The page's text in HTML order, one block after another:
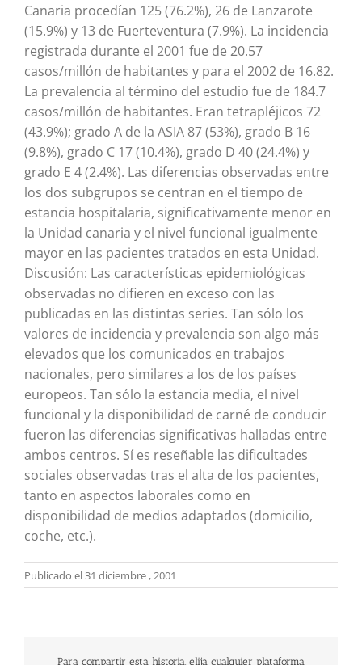
Canaria procedían 125 (76.2%), 26 de Lanzarote
(15.9%) y 13 de Fuerteventura (7.9%). La incidencia
registrada durante el 2001 fue de 20.57
casos/millón de habitantes y para el 2002 de 16.82.
La prevalencia al término del estudio fue de 184.7
casos/millón de habitantes. Eran tetrapléjicos 72
(43.9%); grado A de la ASIA 87 (53%), grado B 16
(9.8%), grado C 17 (10.4%), grado D 40 (24.4%) y
grado E 4 (2.4%). Las diferencias observadas entre
los dos subgrupos se centran en el tiempo de
estancia hospitalaria, significativamente menor en
la Unidad canaria y el nivel funcional igualmente
mayor en las pacientes tratados en esta Unidad.
Discusión: Las características epidemiológicas
observadas no difieren en exceso con las
publicadas en las distintas series. Tan sólo los
valores de incidencia y prevalencia son algo más
elevados que los comunicados en trabajos
nacionales, pero similares a los de los países
europeos. Tan sólo la estancia media, el nivel
funcional y la disponibilidad de carné de conducir
fueron las diferencias significativas halladas entre
ambos centros. Sí es reseñable las dificultades
sociales observadas tras el alta de los pacientes,
tanto en aspectos laborales como en
disponibilidad de medios adaptados (domicilio,
coche, etc.).
Publicado el 31 diciembre , 2001
Para compartir esta historia, elija cualquier plataforma